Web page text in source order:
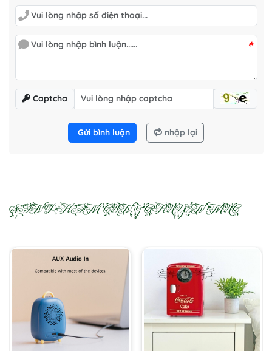
*
Captcha
Gửi bình luận nhập lại
SẢN PHẨM CÙNG CHUYÊN MỤC